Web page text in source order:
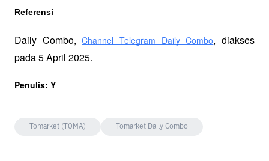
Referensi
Daily Combo, Channel Telegram Daily Combo, diakses
pada 5 April 2025.
Penulis: Y
Tomarket (TOMA) Tomarket Daily Combo